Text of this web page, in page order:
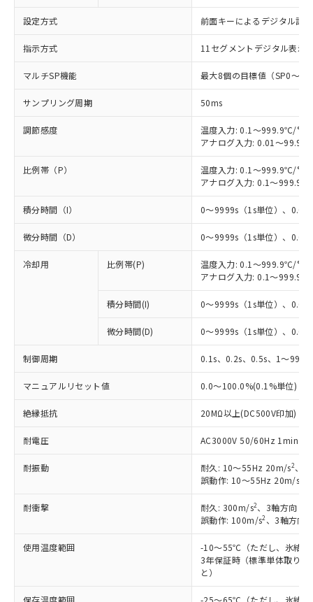
設定方式 前面キーによるデジタル設定
指示方式 11セグメントデジタル表示
マルチSP機能 最大8個の目標値（SP0～
サンプリング周期 50ms
調節感度
温度入力: 0.1～999.9℃/°F
アナログ入力: 0.01～
比例帯（P）
温度入力: 0.1～999.9℃/°F
アナログ入力: 0.1～
積分時間（I） 0～9999s（1s単位）、0.0
微分時間（D） 0～9999s（1s単位）、0.0
冷却用 比例帯(P)
温度入力: 0.1～999.9℃/°F
アナログ入力: 0.1～
積分時間(I) 0～9999s（1s単位）、0.0
微分時間(D) 0～9999s（1s単位）、0.0
制御周期 0.1s、0.2s、0.5s、1～99s
マニュアルリセット値 0.0～100.0%(0.1%単位)
絶縁抵抗 20MΩ以上(DC500V印加)
耐電圧 AC3000V 50/60Hz 1min (
耐振動 耐久: 10～55Hz 20m/s2、3
誤動作: 10～55Hz 20m/s
耐衝撃 耐久: 300m/s2、3軸方向 各
誤動作: 100m/s2 、3軸方向
使用温度範囲
-10～55℃（ただし、氷結、
3年保証時（標準単体取り
と）
保存温度範囲 -25～65℃（ただし、氷結、
以下の条件をお読みいただき、同意のうえ
本サービスは、当社制御機器事業取扱
商品の当社在庫状況および標準価格
(税抜)を提供させていただくもので
対応済み：EU RoHS指令（10物質）の
非含有に対応した製品が提供可能な商品で
対応予定：EU RoHS指令（10物質）の非含
有に対応した製品に切り替える予定のある
対応予定なし：EU RoHS指令（10物質）の
非含有に非対応の商品で、対応品を出す予
調査・確認中：EU RoHS指令（10物質）の
非含有の対応状況を調査中または確認中の
非該当品：ライセンス料など無形物で、有
害物質有無と関係のない商品です。
※1 中国RoHS○×表
「○」：最大均質材料含有率が中国RoHSの
基準値以下であることを示します。